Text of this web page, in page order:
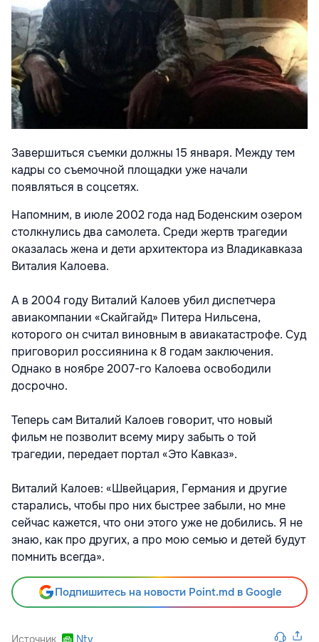
Завершиться съемки должны 15 января. Между тем
кадры со съемочной площадки уже начали
появляться в соцсетях.
Напомним, в июле 2002 года над Боденским озером
столкнулись два самолета. Среди жертв трагедии
оказалась жена и дети архитектора из Владикавказа
Виталия Калоева.
А в 2004 году Виталий Калоев убил диспетчера
авиакомпании «Скайгайд» Питера Нильсена,
которого он считал виновным в авиакатастрофе. Суд
приговорил россиянина к 8 годам заключения.
Однако в ноябре 2007-го Калоева освободили
досрочно.
Теперь сам Виталий Калоев говорит, что новый
фильм не позволит всему миру забыть о той
трагедии, передает портал «Это Кавказ».
Виталий Калоев: «Швейцария, Германия и другие
старались, чтобы про них быстрее забыли, но мне
сейчас кажется, что они этого уже не добились. Я не
знаю, как про других, а про мою семью и детей будут
помнить всегда».
Подпишитесь на новости Point.md в Google
Источник Ntv